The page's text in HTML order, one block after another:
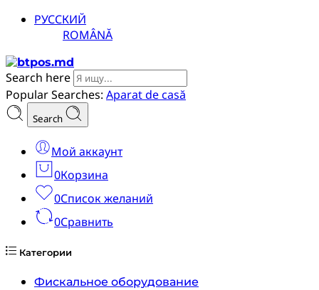
РУССКИЙ
ROMÂNĂ
Search here
Popular Searches: Aparat de casă
Search
Мой аккаунт
0Корзина
0Список желаний
0Сравнить
Категории
Фискальное оборудование